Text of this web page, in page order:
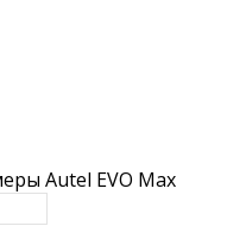
Autel EVO Max